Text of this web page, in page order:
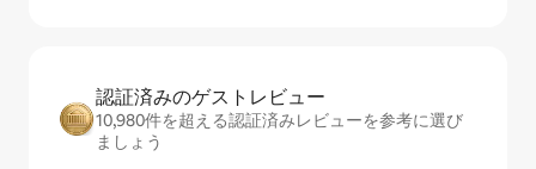
認証済みのゲ⁠ス⁠ト⁠レ⁠ビ⁠ュ⁠ー
10,980件を超える認証済みレビューを参考に選び
ましょう